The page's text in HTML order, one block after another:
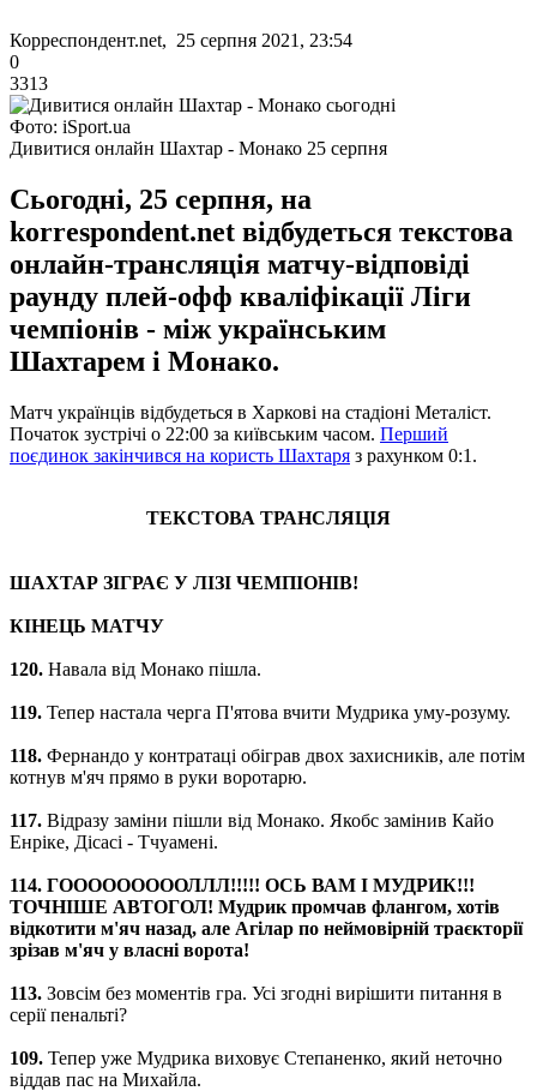
Корреспондент.net, 25 серпня 2021, 23:54
0
3313
Фото: iSport.ua
Дивитися онлайн Шахтар - Монако 25 серпня
Сьогодні, 25 серпня, на
korrespondent.net відбудеться текстова
онлайн-трансляція матчу-відповіді
раунду плей-офф кваліфікації Ліги
чемпіонів - між українським
Шахтарем і Монако.
Матч українців відбудеться в Харкові на стадіоні Металіст.
Початок зустрічі о 22:00 за київським часом. Перший
поєдинок закінчився на користь Шахтаря з рахунком 0:1.
ТЕКСТОВА ТРАНСЛЯЦІЯ
ШАХТАР ЗІГРАЄ У ЛІЗІ ЧЕМПІОНІВ!
КІНЕЦЬ МАТЧУ
120. Навала від Монако пішла.
119. Тепер настала черга П'ятова вчити Мудрика уму-розуму.
118. Фернандо у контратаці обіграв двох захисників, але потім
котнув м'яч прямо в руки воротарю.
117. Відразу заміни пішли від Монако. Якобс замінив Кайо
Енріке, Дісасі - Тчуамені.
114. ГОООООООООЛЛЛ!!!!! ОСЬ ВАМ І МУДРИК!!!
ТОЧНІШЕ АВТОГОЛ! Мудрик промчав флангом, хотів
відкотити м'яч назад, але Агілар по неймовірній траєкторії
зрізав м'яч у власні ворота!
113. Зовсім без моментів гра. Усі згодні вирішити питання в
серії пенальті?
109. Тепер уже Мудрика виховує Степаненко, який неточно
віддав пас на Михайла.